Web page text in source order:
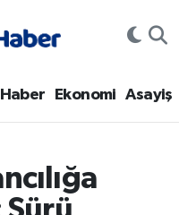
Ekonomi Asayiş
Haritası